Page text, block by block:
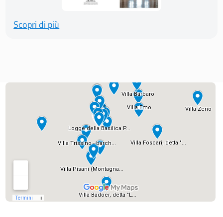
Scopri di più